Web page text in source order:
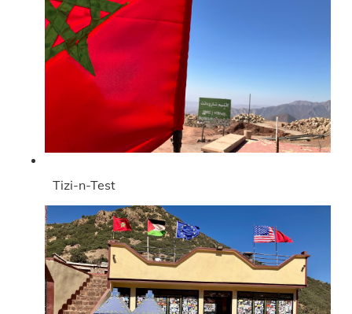
Tizi-n-Test